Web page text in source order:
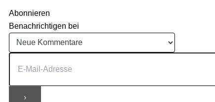
Abonnieren
Benachrichtigen bei